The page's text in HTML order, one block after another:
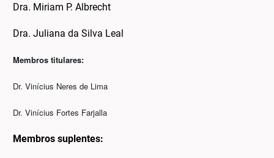
Dra. Miriam P. Albrecht
Dra. Juliana da Silva Leal
Membros titulares:
Dr. Vinícius Neres de Lima
Dr. Vinícius Fortes Farjalla
Membros suplentes: